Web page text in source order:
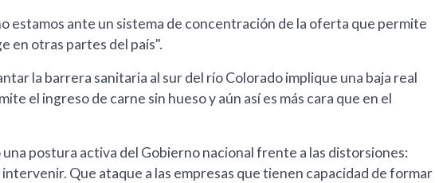
estamos ante un sistema de concentración de la oferta que permite
en otras partes del país".
la barrera sanitaria al sur del río Colorado implique una baja real
el ingreso de carne sin hueso y aún así es más cara que en el
postura activa del Gobierno nacional frente a las distorsiones:
Que ataque a las empresas que tienen capacidad de formar